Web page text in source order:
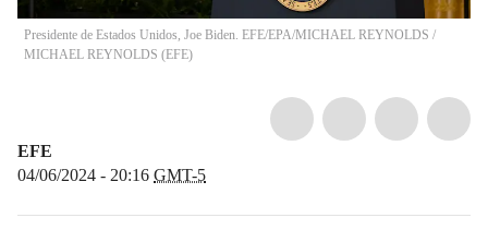
Presidente de Estados Unidos, Joe Biden. EFE/EPA/MICHAEL REYNOLDS /
MICHAEL REYNOLDS (EFE)
EFE
04/06/2024 - 20:16 GMT-5